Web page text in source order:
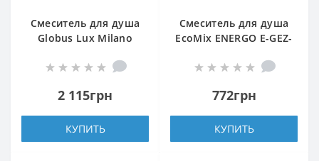
Смеситель для душа
Globus Lux Milano
2 115грн
КУПИТЬ
Смеситель для душа
EcoMix ENERGO E-GEZ-
772грн
КУПИТЬ